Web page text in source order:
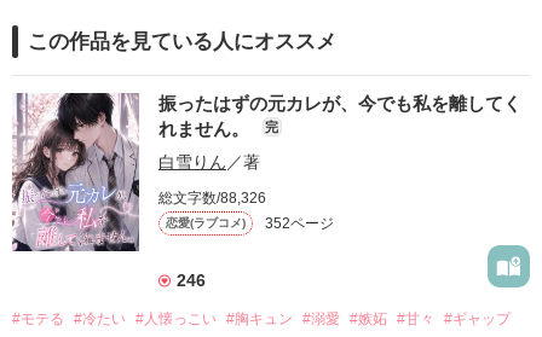
この作品を見ている人にオススメ
振ったはずの元カレが、今でも私を離してく
れません。
完
白雪りん ／著
総文字数/88,326
恋愛(ラブコメ) 352ページ
246
#モテる #冷たい #人懐っこい #胸キュン #溺愛 #嫉妬 #甘々 #ギャップ